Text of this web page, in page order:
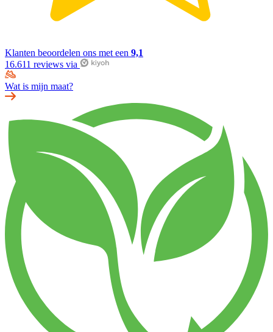
Klanten beoordelen ons met een 9,1
16.611 reviews via
Wat is mijn maat?